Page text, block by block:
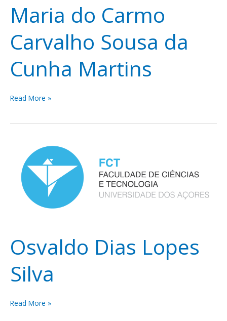
Maria do Carmo
Carvalho Sousa da
Cunha Martins
Read More »
Osvaldo Dias Lopes
Silva
Lopes
Silva
Read More »